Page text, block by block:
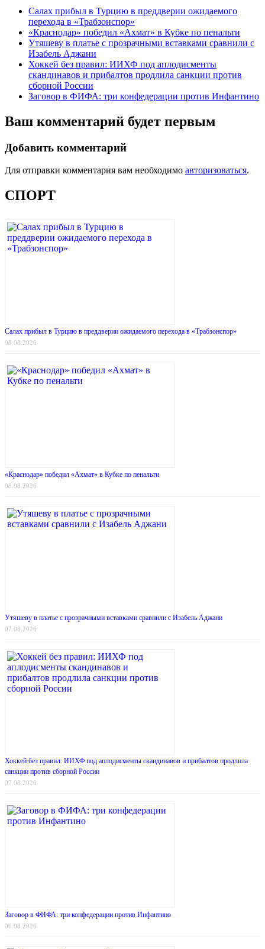
Салах прибыл в Турцию в преддверии ожидаемого
перехода в «Трабзонспор»
«Краснодар» победил «Ахмат» в Кубке по пенальти
Утяшеву в платье с прозрачными вставками сравнили с
Изабель Аджани
Хоккей без правил: ИИХФ под аплодисменты
скандинавов и прибалтов продлила санкции против
сборной России
Заговор в ФИФА: три конфедерации против Инфантино
Ваш комментарий будет первым
Добавить комментарий
Для отправки комментария вам необходимо авторизоваться.
СПОРТ
Салах прибыл в Турцию в преддверии ожидаемого перехода в «Трабзонспор»
08.08.2026
«Краснодар» победил «Ахмат» в Кубке по пенальти
08.08.2026
Утяшеву в платье с прозрачными вставками сравнили с Изабель Аджани
07.08.2026
Хоккей без правил: ИИХФ под аплодисменты скандинавов и прибалтов продлила
санкции против сборной России
07.08.2026
Заговор в ФИФА: три конфедерации против Инфантино
06.08.2026